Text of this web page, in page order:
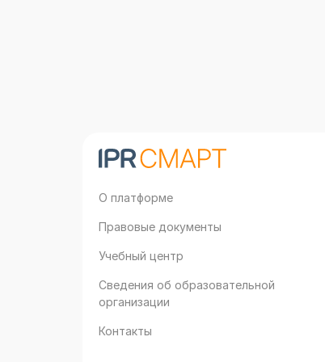
О платформе
Правовые документы
Учебный центр
Сведения об образовательной
организации
Контакты